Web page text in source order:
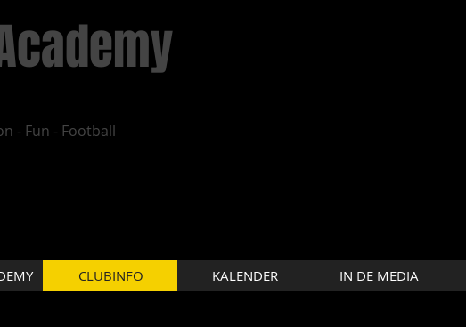
- Fun - Football
CLUBINFO KALENDER IN DE MEDIA